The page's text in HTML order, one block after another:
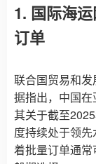
1. 国际海
订单
联合国贸易和
据指出，中国在
其关于截至
度持续处于领
着批量订单通